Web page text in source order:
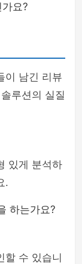
요?
이 남긴 리뷰
루션의 실질
있게 분석하
.
하는가요?
할 수 있습니